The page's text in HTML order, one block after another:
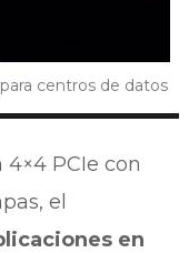
centros de datos
4×4 PCIe con
el
en